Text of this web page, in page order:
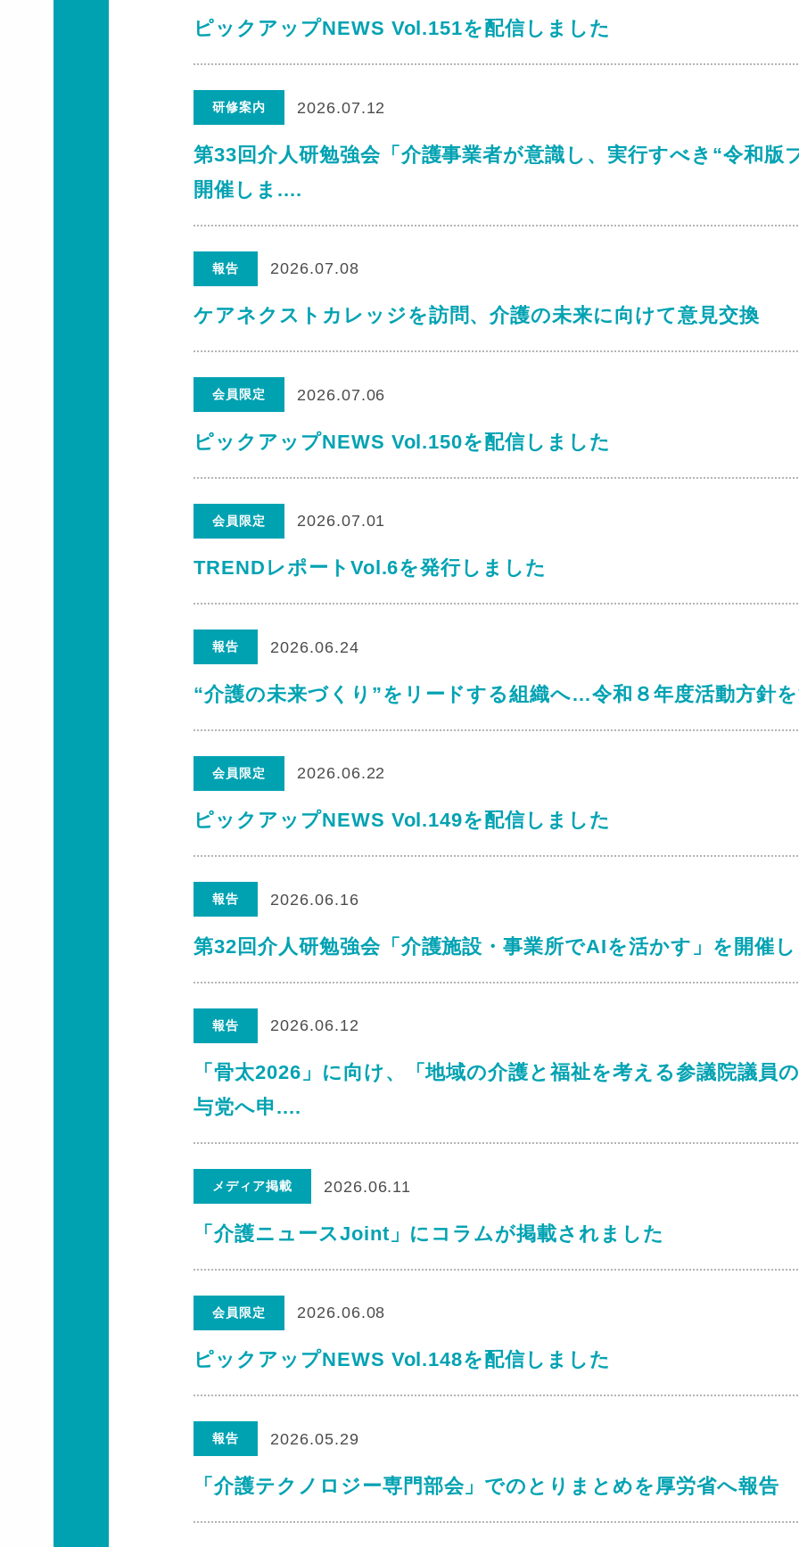
ピックアップNEWS Vol.151を配信しました
研修案内 2026.07.12
第33回介人研勉強会「介護事業者が意識し、実行すべき“令和版
開催しま....
報告 2026.07.08
ケアネクストカレッジを訪問、介護の未来に向けて意見交換
会員限定 2026.07.06
ピックアップNEWS Vol.150を配信しました
会員限定 2026.07.01
TRENDレポートVol.6を発行しました
報告 2026.06.24
“介護の未来づくり”をリードする組織へ…令和８年度活動方針
会員限定 2026.06.22
ピックアップNEWS Vol.149を配信しました
報告 2026.06.16
第32回介人研勉強会「介護施設・事業所でAIを活かす」を開催
報告 2026.06.12
「骨太2026」に向け、「地域の介護と福祉を考える参議院議員
与党へ申....
メディア掲載 2026.06.11
「介護ニュースJoint」にコラムが掲載されました
会員限定 2026.06.08
ピックアップNEWS Vol.148を配信しました
報告 2026.05.29
「介護テクノロジー専門部会」でのとりまとめを厚労省へ報告